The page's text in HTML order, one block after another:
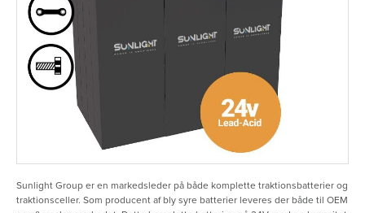
Sunlight Group er en markedsleder på både komplette traktionsbatterier og
traktionsceller. Som producent af bly syre batterier leveres der både til OEM